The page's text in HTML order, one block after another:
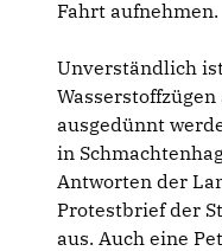
Fahrt aufnehmen.
Unverständlich
ausgedünnt
in
Antworten der
Protestbrief der
aus. Auch eine